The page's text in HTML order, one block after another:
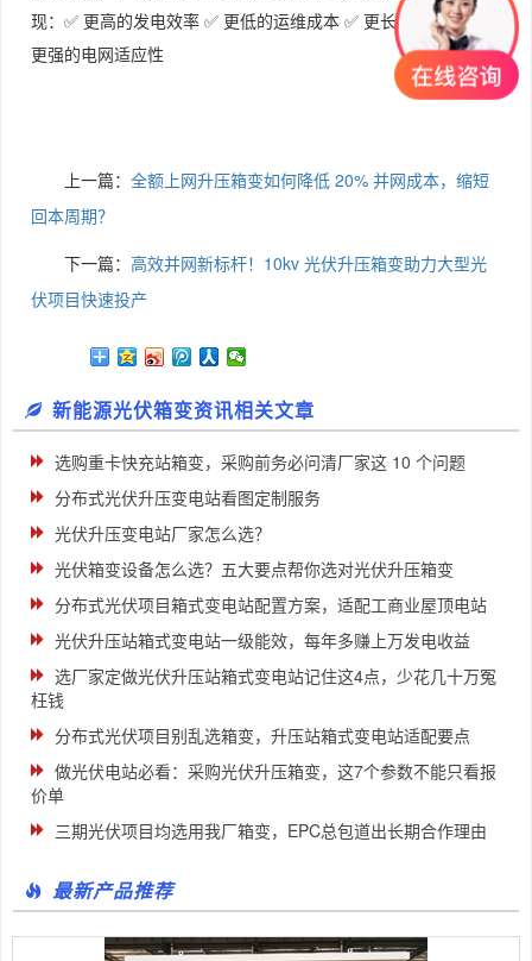
现：✅ 更高的发电效率 ✅ 更低的运维成本 ✅ 更长的设备寿命 ✅
更强的电网适应性
上一篇： 全额上网升压箱变如何降低 20% 并网成本，缩短
回本周期？​
下一篇： 高效并网新标杆！10kv 光伏升压箱变助力大型光
伏项目快速投产
新能源光伏箱变资讯相关文章
选购重卡快充站箱变，采购前务必问清厂家这 10 个问题
分布式光伏升压变电站看图定制服务
光伏升压变电站厂家怎么选？
光伏箱变设备怎么选？五大要点帮你选对光伏升压箱变
分布式光伏项目箱式变电站配置方案，适配工商业屋顶电站
光伏升压站箱式变电站一级能效，每年多赚上万发电收益
选厂家定做光伏升压站箱式变电站记住这4点，少花几十万冤
枉钱
分布式光伏项目别乱选箱变，升压站箱式变电站适配要点
做光伏电站必看：采购光伏升压箱变，这7个参数不能只看报
价单
三期光伏项目均选用我厂箱变，EPC总包道出长期合作理由
最新产品推荐